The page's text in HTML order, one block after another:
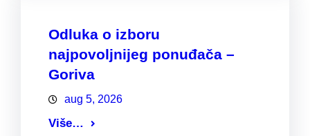
Odluka o izboru
najpovoljnijeg ponuđača –
Goriva
aug 5, 2026
Više…